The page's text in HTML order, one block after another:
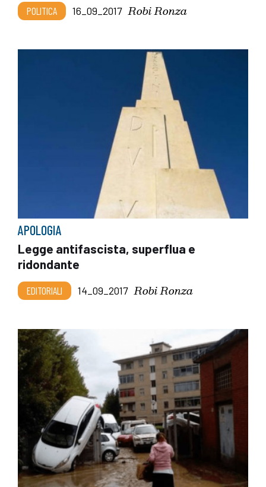
POLITICA 16_09_2017 Robi Ronza
APOLOGIA
Legge antifascista, superflua e
ridondante
EDITORIALI 14_09_2017 Robi Ronza